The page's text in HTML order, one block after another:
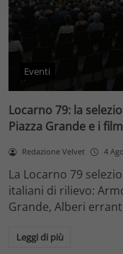
Eventi
Locarno 79: la
Piazza Grande e i
Redazione Velvet 4
La Locarno 79
italiani di rilievo:
Grande, Alberi
Leggi di più